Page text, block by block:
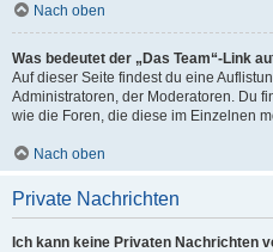
Nach oben
Was bedeutet der „Das Team“-Link
Auf dieser Seite findest du eine
Administratoren, der Moderatoren. Du
wie die Foren, die diese im Einzelnen
Nach oben
Private Nachrichten
Ich kann keine Privaten Nachrichten